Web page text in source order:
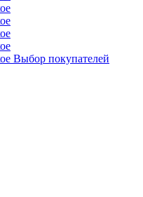
Выбор покупателей